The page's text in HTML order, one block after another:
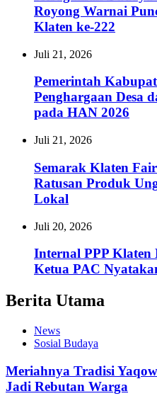
Royong Warnai
Klaten ke-222
Juli 21, 2026
Pemerintah
Penghargaan Desa
pada HAN 2026
Juli 21, 2026
Semarak Klaten
Ratusan Produk
Lokal
Juli 20, 2026
Internal PPP Klaten
Ketua PAC
Berita Utama
News
Sosial Budaya
Meriahnya Tradisi
Jadi Rebutan Warga